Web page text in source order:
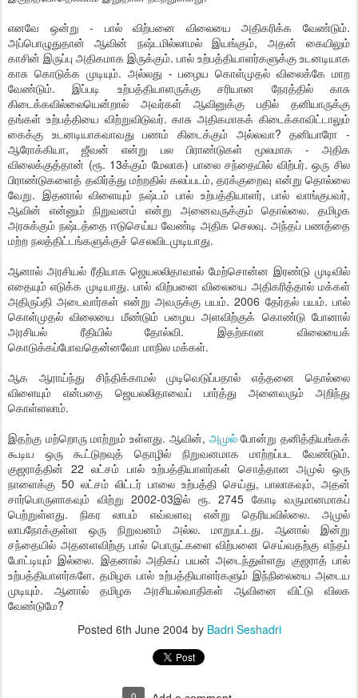
எனவே ஒன்று - பால் விற்பனை விலையை அதிகரிக்க வேண்டும்.
அப்பொழுதுதான் ஆவின் நஷ்டமில்லாமல் இயங்கும், அதன் கையிலும்
காசின் இருப்பு அதிகமாக இருக்கும். பால் உற்பத்தியாளர்களுக்கு உடனடியாக
காசு கொடுக்க முடியும். அல்லது - பழைய கொள்முதல் விலைக்கே மாற
வேண்டும். இப்படி உற்பத்தியாளருக்கு சரியான நேரத்தில் காசு
கிடைக்கவில்லையென்றால் அவர்கள் ஆவினுக்கு பதில் தனியாருக்கு
தங்கள் உற்பத்தியை விற்றுவிடுவர். காசு அதிகமாகக் கிடைக்காவிட்டாலும்
கைக்கு உடனடியாகவாவது பணம் கிடைக்கும் அல்லவா? தனியாரோ -
ஆரோக்கியா, ஜீவன் என்று பல பிராண்டுகள் மூலமாக - அதிக
விலைக்குத்தான் (ரூ. 13க்கும் மேலாக) பாலை சந்தையில் விற்பர். ஒரு சில
பிராண்டுகளைத் தவிர்த்து மற்றதில் கலப்படம், தரக்குறைவு என்று தொல்லை
வேறு. இதனால் விளையும் நஷ்டம் பால் உற்பத்தியாளர், பால் வாங்குபவர்,
ஆவின் என்னும் நிறுவனம் என்று அனைவருக்கும் தொல்லை. தமிழக
அரசுக்கும் நஷ்டத்தை ஈடுசெய்ய வேண்டி அதிக செலவு. அந்தப் பணத்தை
மற்ற நலத்திட்டங்களுக்குச் செலவிடமுடியாது.
ஆனால் அரசியல் ரீதியாக ஜெயலலிதாவால் மேற்சொன்ன இரண்டு முடிவில்
எதையும் எடுக்க முடியாது. பால் விற்பனை விலையை அதிகரித்தால் மக்கள்
அதிருப்தி அடைவார்கள் என்று அவருக்கு பயம். 2006 தேர்தல் பயம். பால்
கொள்முதல் விலையை மீண்டும் பழைய அளவிற்குக் கொண்டு போனால்
அரசியல் ரீதியில் தோல்வி. இதற்கான விலையைக்
கொடுக்கப்போவதென்னவோ மாநில மக்கள்.
ஆக ஆராய்ந்து சிந்திக்காமல் முடிவெடுப்பதால் எத்தனை தொல்லை
விளையும் என்பதை ஜெயலலிதாவைப் பார்த்து அனைவரும் அறிந்து
கொள்ளலாம்.
இதற்கு மற்றொரு மாற்றும் உள்ளது. ஆவின், அமுல்போன்று தனித்தியங்கக்
கூடிய ஒரு கூட்டுறவுத் தொழில் நிறுவனமாக மாற்றப்பட வேண்டும்.
குஜராத்தின் 22 லட்சம் பால் உற்பத்தியாளர்கள் சொத்தான அமுல் ஒரு
நாளைக்கு 50 லட்சம் லிட்டர் பாலை உற்பத்தி செய்து, பாலாகவும், அதன்
சார்பொருளாகவும் விற்று 2002-03இல் ரூ. 2745 கோடி வருமானமாகப்
பெற்றுள்ளது. நிகர லாபம் எவ்வளவு என்று தெரியவில்லை. அமுல்
லாபநோக்குள்ள ஒரு நிறுவனம் அல்ல. மாறுபட்டது. ஆனால் இன்று
சந்தையில் அதனளவிற்கு பால் பொருட்களை விற்பனை செய்வதற்கு எந்தப்
போட்டியும் இல்லை. இதனால் அதிகப் பயன் அடைந்துள்ளது குஜராத் பால்
உற்பத்தியாளர்களே. தமிழக பால் உற்பத்தியாளர்களும் இந்நிலையை அடைய
முடியும். ஆனால் தமிழக அரசியல்வாதிகள் ஆவினை விட்டு விலக
வேண்டுமே?
Posted 6th June 2004by Badri Seshadri